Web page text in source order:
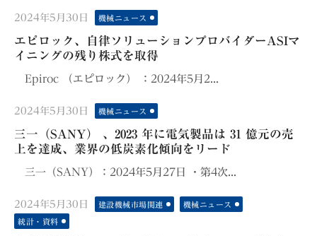
Posted
2024年5月30日 機械ニュース
エピロック、自律ソリューションプロバイダーASIマ
イニングの残り株式を取得
Epiroc （エピロック） ：2024年5月2...
Posted
on
2024年5月30日 機械ニュース
三一（SANY） 、2023 年に電気製品は 31 億元の売
上を達成、業界の低炭素化傾向をリード
三一（SANY）：2024年5月27日 ・第4次...
Posted
on
2024年5月30日 建設機械市場関連 機械ニュース
統計・資料